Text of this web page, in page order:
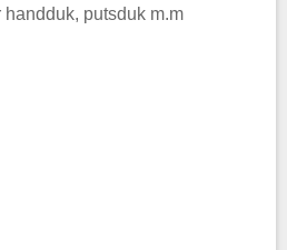
handduk, putsduk m.m